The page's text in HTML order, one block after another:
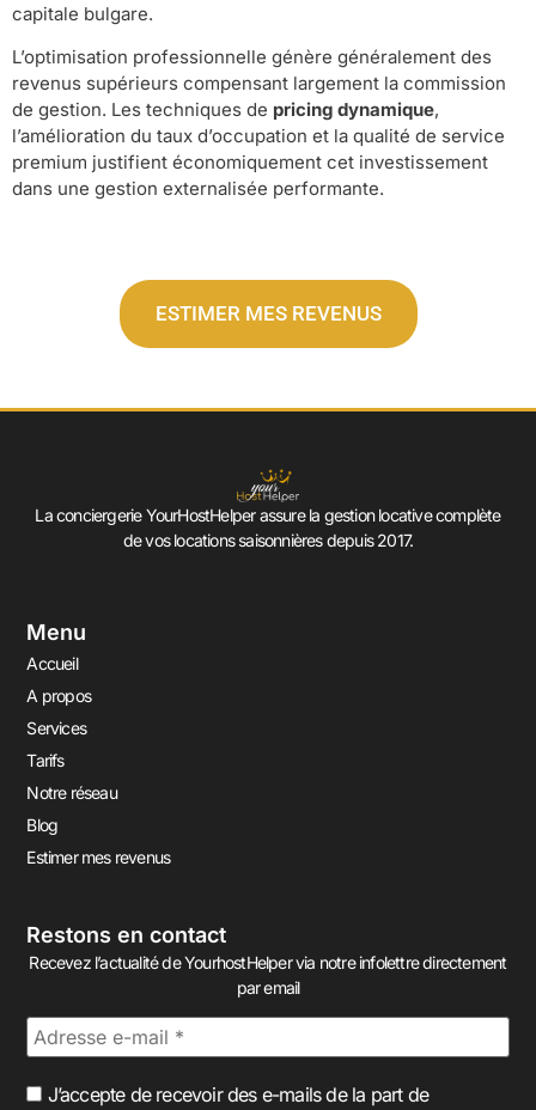
capitale bulgare.
L’optimisation professionnelle génère généralement des
revenus supérieurs compensant largement la commission
de gestion. Les techniques de pricing dynamique,
l’amélioration du taux d’occupation et la qualité de service
premium justifient économiquement cet investissement
dans une gestion externalisée performante.
ESTIMER MES REVENUS
La conciergerie YourHostHelper assure la gestion locative complète
de vos locations saisonnières depuis 2017.
Menu
Accueil
A propos
Services
Tarifs
Notre réseau
Blog
Estimer mes revenus
Restons en contact
Recevez l’actualité de YourhostHelper via notre infolettre directement
par email
J’accepte de recevoir des e-mails de la part de